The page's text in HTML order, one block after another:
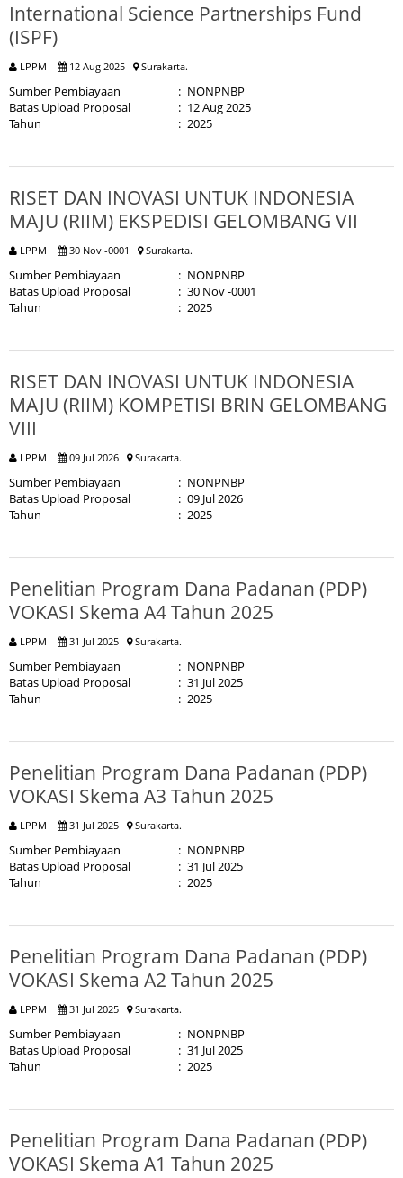
International Science Partnerships Fund
(ISPF)
LPPM 12 Aug 2025 Surakarta.
Sumber Pembiayaan : NONPNBP
Batas Upload Proposal
: 12 Aug 2025
Tahun
: 2025
RISET DAN INOVASI UNTUK INDONESIA
MAJU (RIIM) EKSPEDISI GELOMBANG VII
LPPM 30 Nov -0001 Surakarta.
Sumber Pembiayaan : NONPNBP
Batas Upload Proposal
: 30 Nov -0001
Tahun
: 2025
RISET DAN INOVASI UNTUK INDONESIA
MAJU (RIIM) KOMPETISI BRIN GELOMBANG
VIII
LPPM 09 Jul 2026 Surakarta.
Sumber Pembiayaan : NONPNBP
Batas Upload Proposal
: 09 Jul 2026
Tahun
: 2025
Penelitian Program Dana Padanan (PDP)
VOKASI Skema A4 Tahun 2025
LPPM 31 Jul 2025 Surakarta.
Sumber Pembiayaan : NONPNBP
Batas Upload Proposal
: 31 Jul 2025
Tahun
: 2025
Penelitian Program Dana Padanan (PDP)
VOKASI Skema A3 Tahun 2025
LPPM 31 Jul 2025 Surakarta.
Sumber Pembiayaan : NONPNBP
Batas Upload Proposal
: 31 Jul 2025
Tahun
: 2025
Penelitian Program Dana Padanan (PDP)
VOKASI Skema A2 Tahun 2025
LPPM 31 Jul 2025 Surakarta.
Sumber Pembiayaan : NONPNBP
Batas Upload Proposal
: 31 Jul 2025
Tahun
: 2025
Penelitian Program Dana Padanan (PDP)
VOKASI Skema A1 Tahun 2025